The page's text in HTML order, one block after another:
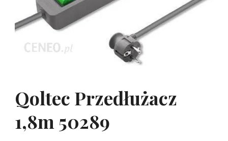
Qoltec Przedłużacz
1,8m 50289